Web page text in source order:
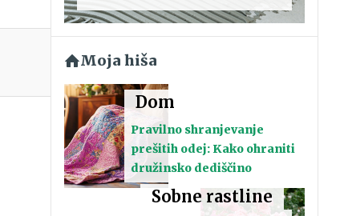
Moja hiša
Dom
Pravilno shranjevanje
prešitih odej: Kako ohraniti
družinsko dediščino
Sobne rastline